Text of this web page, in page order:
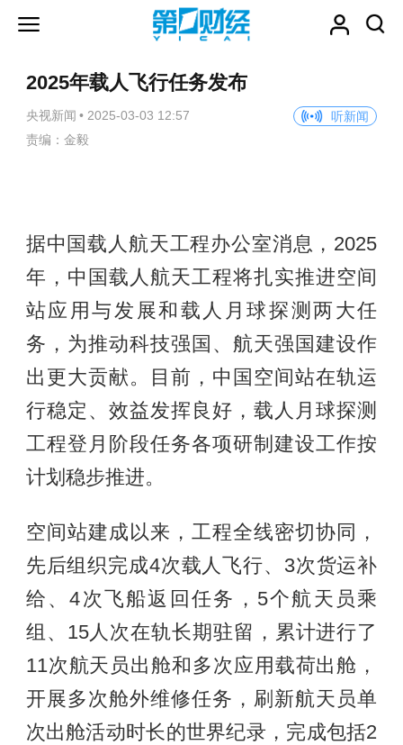
2025年载人飞行任务发布
央视新闻 • 2025-03-03 12:57
听新闻
责编：金毅
据中国载人航天工程办公室消息，2025
年，中国载人航天工程将扎实推进空间
站应用与发展和载人月球探测两大任
务，为推动科技强国、航天强国建设作
出更大贡献。目前，中国空间站在轨运
行稳定、效益发挥良好，载人月球探测
工程登月阶段任务各项研制建设工作按
计划稳步推进。
空间站建成以来，工程全线密切协同，
先后组织完成4次载人飞行、3次货运补
给、4次飞船返回任务，5个航天员乘
组、15人次在轨长期驻留，累计进行了
11次航天员出舱和多次应用载荷出舱，
开展多次舱外维修任务，刷新航天员单
次出舱活动时长的世界纪录，完成包括2